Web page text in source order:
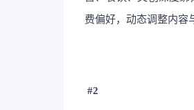
费偏好，动态调整内容
#2